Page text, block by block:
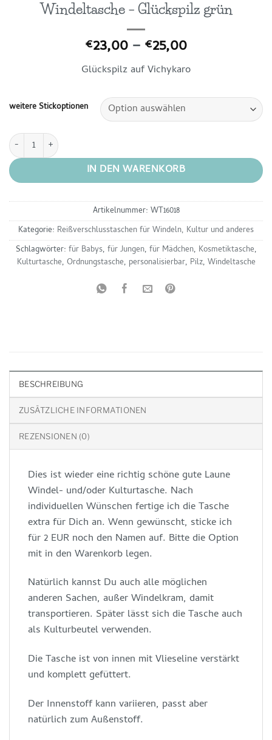
Windeltasche – Glückspilz grün
€23,00 – €25,00Preisspanne:
€23,00
bis
Glückspilz auf Vichykaro
weitere Stickoptionen
Windeltasche - Glückspilz grün Menge
IN DEN WARENKORB
Artikelnummer: WT16018
Kategorie: Reißverschlusstaschen für Windeln, Kultur und anderes
Schlagwörter: für Babys, für Jungen, für Mädchen, Kosmetiktasche,
Kulturtasche, Ordnungstasche, personalisierbar, Pilz, Windeltasche
BESCHREIBUNG
ZUSÄTZLICHE INFORMATIONEN
REZENSIONEN (0)
Dies ist wieder eine richtig schöne gute Laune
Windel- und/oder Kulturtasche. Nach
individuellen Wünschen fertige ich die Tasche
extra für Dich an. Wenn gewünscht, sticke ich
für 2 EUR noch den Namen auf. Bitte die Option
mit in den Warenkorb legen.
Natürlich kannst Du auch alle möglichen
anderen Sachen, außer Windelkram, damit
transportieren. Später lässt sich die Tasche auch
als Kulturbeutel verwenden.
Die Tasche ist von innen mit Vlieseline verstärkt
und komplett gefüttert.
Der Innenstoff kann variieren, passt aber
natürlich zum Außenstoff.